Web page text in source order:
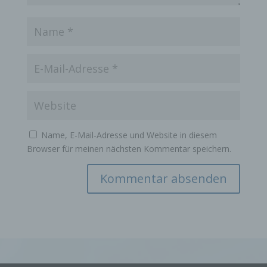
Name, E-Mail-Adresse und Website in diesem
Browser für meinen nächsten Kommentar speichern.
Kennnummer, zu Standortdaten, zu einer Online-
physischen, physiologischen, genetischen,
identifiziert werden kann.
Betroffene Person ist jede identifizierte oder
identifizierbare natürliche Person, deren
personenbezogene Daten von dem für die
Verarbeitung Verantwortlichen verarbeitet werden.
c) Verarbeitung